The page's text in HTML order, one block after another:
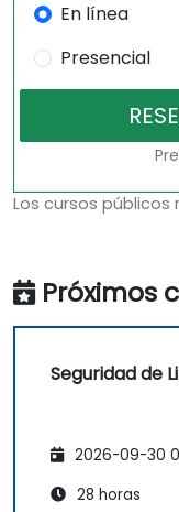
En línea
Presencial
Los cursos
Próximos
Seguridad de
2026-09-30
28 horas